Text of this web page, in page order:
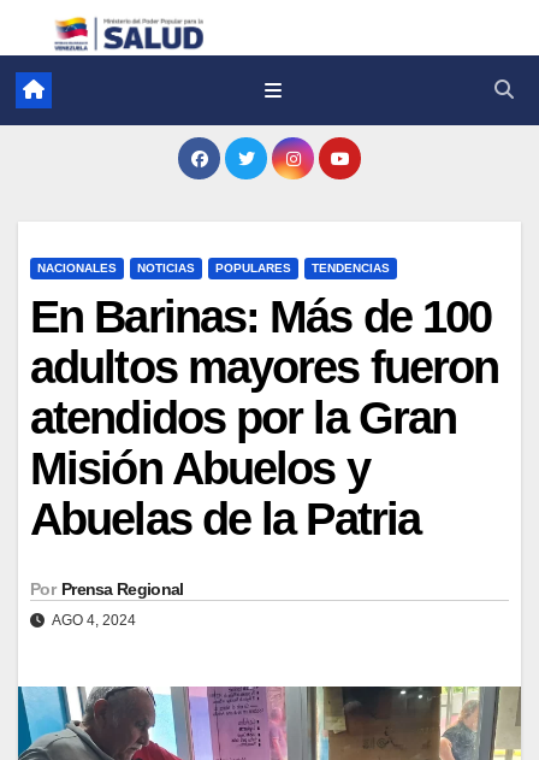
NACIONALES NOTICIAS POPULARES TENDENCIAS
En Barinas: Más de 100
adultos mayores fueron
atendidos por la Gran
Misión Abuelos y
Abuelas de la Patria
Por Prensa Regional
AGO 4, 2024